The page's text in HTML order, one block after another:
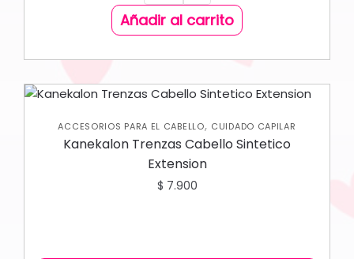
Añadir al carrito
ACCESORIOS PARA EL CABELLO, CUIDADO CAPILAR
Kanekalon Trenzas Cabello Sintetico
Extension
$ 7.900